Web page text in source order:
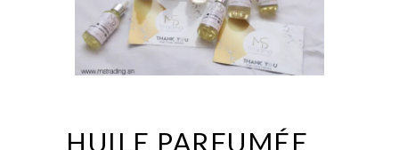
HUILE PARFUMÉE